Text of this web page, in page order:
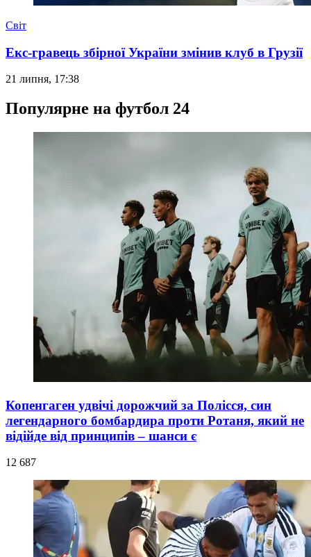
Світ
Екс-гравець збірної України змінив клуб в Грузії
21 липня, 17:38
Популярне на футбол 24
Копенгаген удвічі дорожчий за Полісся, син
легендарного бомбардира проти Ротаня, який не
відійде від принципів – шанси є
12 687